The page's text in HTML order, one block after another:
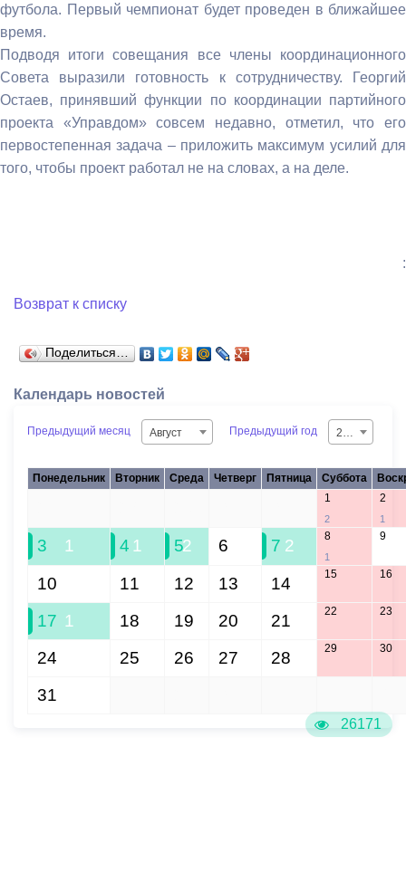
26171
футбола. Первый чемпионат будет проведен в ближайшее
время.
Подводя итоги совещания все члены координационного
Совета выразили готовность к сотрудничеству. Георгий
Остаев, принявший функции по координации партийного
проекта «Управдом» совсем недавно, отметил, что его
первостепенная задача – приложить максимум усилий для
того, чтобы проект работал не на словах, а на деле.
:
Возврат к списку
Поделиться…
Календарь новостей
Предыдущий месяц Август Предыдущий год
Понедельник Вторник Среда Четверг Пятница Суббота
1
2
2
1
3 1 4 1 52 6 7 2 8
1
9
10 11 12 13 14 15 16
17 1 18 19 20 21 22 23
24 25 26 27 28 29 30
31